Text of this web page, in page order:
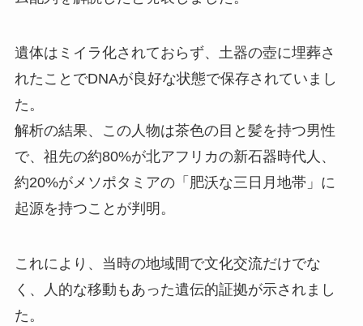
遺体はミイラ化されておらず、土器の壺に埋葬さ
れたことでDNAが良好な状態で保存されていまし
た。
解析の結果、この人物は茶色の目と髪を持つ男性
で、祖先の約80%が北アフリカの新石器時代人、
約20%がメソポタミアの「肥沃な三日月地帯」に
起源を持つことが判明。
これにより、当時の地域間で文化交流だけでな
く、人的な移動もあった遺伝的証拠が示されまし
た。